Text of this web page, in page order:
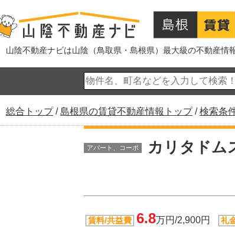
山陰不動産ナビは山陰（鳥取県・島根県）最大級の不動産情
現
在
総合トップ/島根県の賃貸不動産情報トップ/検索条
アパート、コーポ カリタド
賃料/共益費 6.8万円/2,900円 礼